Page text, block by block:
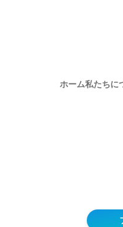
ホーム私たちに